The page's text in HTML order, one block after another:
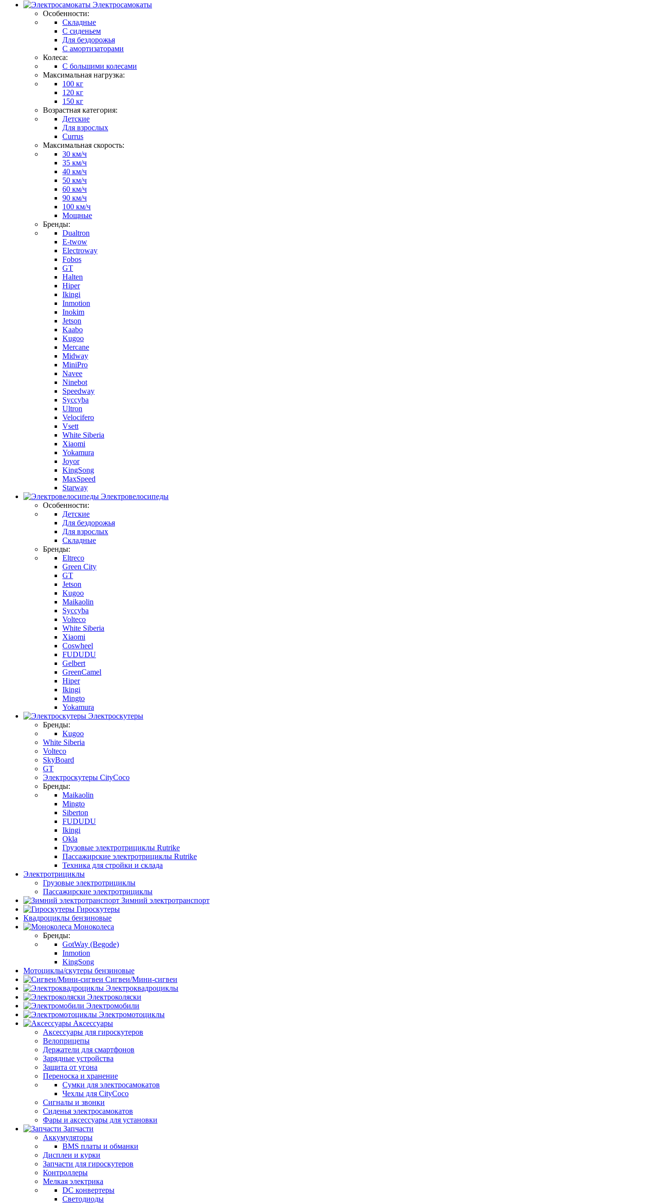
Электросамокаты
Особенности:
Складные
C сиденьем
Для бездорожья
С амортизаторами
Колеса:
С большими колесами
Максимальная нагрузка:
100 кг
120 кг
150 кг
Возрастная категория:
Детские
Для взрослых
Currus
Максимальная скорость:
30 км/ч
35 км/ч
40 км/ч
50 км/ч
60 км/ч
90 км/ч
100 км/ч
Мощные
Бренды:
Dualtron
E-twow
Electroway
Fobos
GT
Halten
Hiper
Ikingi
Inmotion
Inokim
Jetson
Kaabo
Kugoo
Mercane
Midway
MiniPro
Navee
Ninebot
Speedway
Syccyba
Ultron
Velocifero
Vsett
White Siberia
Xiaomi
Yokamura
Joyor
KingSong
MaxSpeed
Starway
Электровелосипеды
Особенности:
Детские
Для бездорожья
Для взрослых
Складные
Бренды:
Eltreco
Green City
GT
Jetson
Kugoo
Maikaolin
Syccyba
Volteco
White Siberia
Xiaomi
Coswheel
FUDUDU
Gelbert
GreenCamel
Hiper
Ikingi
Mingto
Yokamura
Электроскутеры
Бренды:
Kugoo
White Siberia
Volteco
SkyBoard
GT
Электроскутеры CityCoco
Бренды:
Maikaolin
Mingto
Siberton
FUDUDU
Ikingi
Okla
Грузовые электротрициклы Rutrike
Пассажирские электротрициклы Rutrike
Техника для стройки и склада
Электротрициклы
Грузовые электротрициклы
Пассажирские электротрициклы
Зимний электротранспорт
Гироскутеры
Квадроциклы бензиновые
Моноколеса
Бренды:
GotWay (Begode)
Inmotion
KingSong
Мотоциклы/скутеры бензиновые
Сигвеи/Мини-сигвеи
Электроквадроциклы
Электроколяски
Электромобили
Электромотоциклы
Аксессуары
Аксессуары для гироскутеров
Велоприцепы
Держатели для смартфонов
Зарядные устройства
Защита от угона
Переноска и хранение
Сумки для электросамокатов
Чехлы для CityCoco
Сигналы и звонки
Сиденья электросамокатов
Фары и аксессуары для установки
Запчасти
Аккумуляторы
BMS платы и обманки
Дисплеи и курки
Запчасти для гироскутеров
Контроллеры
Мелкая электрика
DC конвертеры
Светодиоды